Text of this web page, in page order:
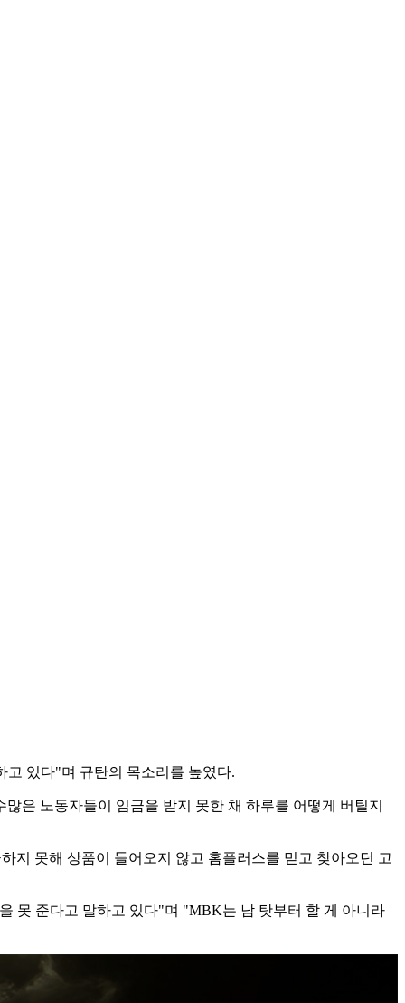
고 있다"며 규탄의 목소리를 높였다.
은 노동자들이 임금을 받지 못한 채 하루를 어떻게 버틸지
지 못해 상품이 들어오지 않고 홈플러스를 믿고 찾아오던 고
못 준다고 말하고 있다"며 "MBK는 남 탓부터 할 게 아니라